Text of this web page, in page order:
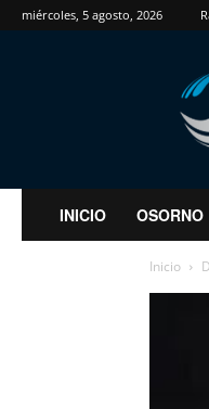
miércoles, 5 agosto, 2026
INICIO OSORNO
Inicio